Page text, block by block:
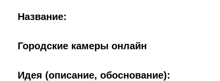
Название:
Городские камеры онлайн
Идея (описание, обоснование):